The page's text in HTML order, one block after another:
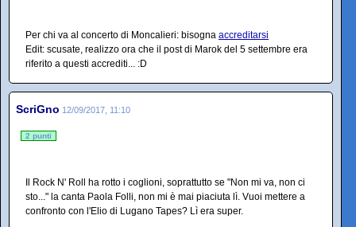
Per chi va al concerto di Moncalieri: bisogna accreditarsi
Edit: scusate, realizzo ora che il post di Marok del 5 settembre era
riferito a questi accrediti... :D
ScriGno 12/09/2017, 11:10
2 punti
Il Rock N' Roll ha rotto i coglioni, soprattutto se "Non mi va, non ci
sto..." la canta Paola Folli, non mi è mai piaciuta lì. Vuoi mettere a
confronto con l'Elio di Lugano Tapes? Lì era super.